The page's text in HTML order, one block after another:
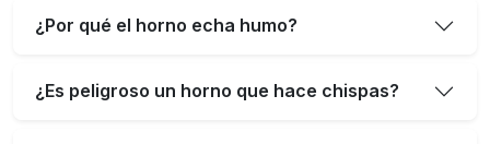
¿Por qué el horno echa humo?
¿Es peligroso un horno que hace chispas?